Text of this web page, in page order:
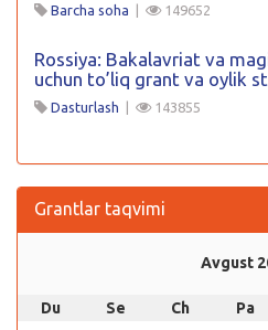
Barcha soha | 149652
Rossiya: Bakalavriat va
uchun to’liq grant va oylik
Dasturlash | 143855
Grantlar taqvimi
Avgust
Du Se Ch Pa